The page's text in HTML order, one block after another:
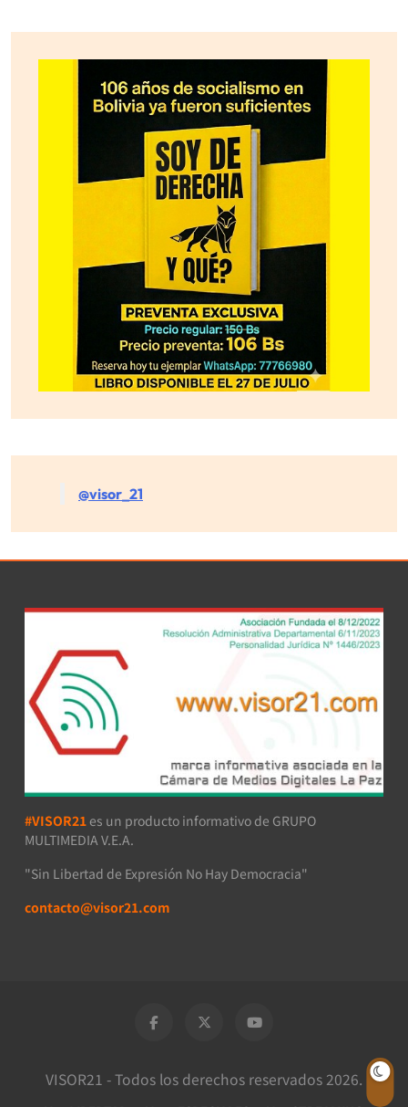
@visor_21
#VISOR21 es un producto informativo de GRUPO
MULTIMEDIA V.E.A.
"Sin Libertad de Expresión No Hay Democracia"
contacto@visor21.com
VISOR21 - Todos los derechos reservados 2026.